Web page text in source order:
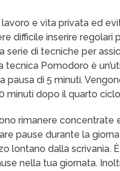
e vita privata ed
difficile inserire regolari
di tecniche per
tecnica Pomodoro è
pausa di 5 minuti.
minuti dopo il quarto
rimanere concentrate
pause durante la
lontano dalla scrivania.
nella tua giornata.